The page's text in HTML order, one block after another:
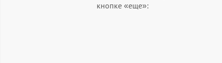
кнопке «еще»: